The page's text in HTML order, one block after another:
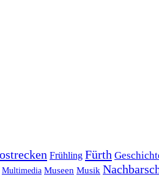
Frühling Fürth
Multimedia Museen Musik